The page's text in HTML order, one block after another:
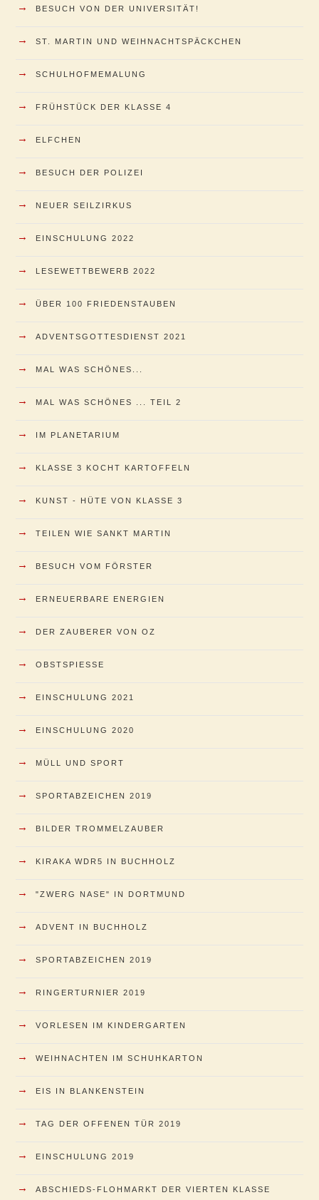
→ BESUCH VON DER UNIVERSITÄT!
→ ST. MARTIN UND WEIHNACHTSPÄCKCHEN
→ SCHULHOFMEMALUNG
→ FRÜHSTÜCK DER KLASSE 4
→ ELFCHEN
→ BESUCH DER POLIZEI
→ NEUER SEILZIRKUS
→ EINSCHULUNG 2022
→ LESEWETTBEWERB 2022
→ ÜBER 100 FRIEDENSTAUBEN
→ ADVENTSGOTTESDIENST 2021
→ MAL WAS SCHÖNES...
→ MAL WAS SCHÖNES ... TEIL 2
→ IM PLANETARIUM
→ KLASSE 3 KOCHT KARTOFFELN
→ KUNST - HÜTE VON KLASSE 3
→ TEILEN WIE SANKT MARTIN
→ BESUCH VOM FÖRSTER
→ ERNEUERBARE ENERGIEN
→ DER ZAUBERER VON OZ
→ OBSTSPIESSE
→ EINSCHULUNG 2021
→ EINSCHULUNG 2020
→ MÜLL UND SPORT
→ SPORTABZEICHEN 2019
→ BILDER TROMMELZAUBER
→ KIRAKA WDR5 IN BUCHHOLZ
→ "ZWERG NASE" IN DORTMUND
→ ADVENT IN BUCHHOLZ
→ SPORTABZEICHEN 2019
→ RINGERTURNIER 2019
→ VORLESEN IM KINDERGARTEN
→ WEIHNACHTEN IM SCHUHKARTON
→ EIS IN BLANKENSTEIN
→ TAG DER OFFENEN TÜR 2019
→ EINSCHULUNG 2019
→ ABSCHIEDS-FLOHMARKT DER VIERTEN KLASSE